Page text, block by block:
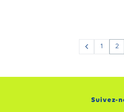
1 2
Suivez-